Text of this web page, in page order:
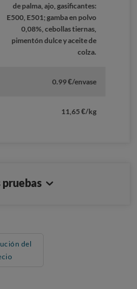
de palma, ajo, gasificantes:
E500, E501; gamba en polvo
0,08%, cebollas tiernas,
pimentón dulce y aceite de
colza.
0.99 €/envase
11,65 €/kg
pruebas
del